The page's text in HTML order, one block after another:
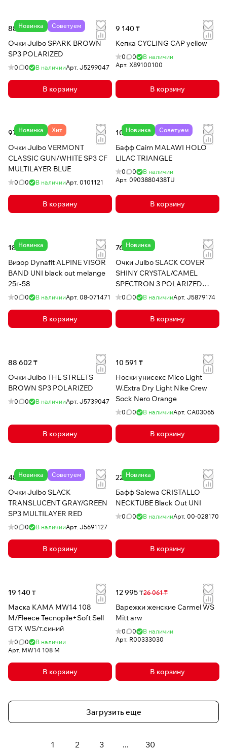
Новинка Советуем
88 602 ₸
Очки Julbo SPARK BROWN
SP3 POLARIZED
0 0 В наличииАрт. J5299047
В корзину
9 140 ₸
Кепка CYCLING CAP yellow
0 0
В наличии
Арт. X89100100
В корзину
Новинка Хит
97 796 ₸
Очки Julbo VERMONT
CLASSIC GUN/WHITE SP3 CF
MULTILAYER BLUE
0 0 В наличииАрт. 0101121
В корзину
Новинка Советуем
10 914 ₸
Бафф Cairn MALAWI HOLO
LILAC TRIANGLE
0 0
В наличии
Арт. 0903880438TU
В корзину
Новинка
18 978 ₸
Визор Dynafit ALPINE VISOR
BAND UNI black out melange
25г-58
0 0 В наличииАрт. 08-071471
В корзину
Новинка
76 398 ₸
Очки Julbo SLACK COVER
SHINY CRYSTAL/CAMEL
SPECTRON 3 POLARIZED
SILVER FLASH
0 0 В наличииАрт. J5879174
В корзину
88 602 ₸
Очки Julbo THE STREETS
BROWN SP3 POLARIZED
0 0 В наличииАрт. J5739047
В корзину
10 591 ₸
Носки унисекс Mico Light
W.Extra Dry Light Nike Crew
Sock Nero Orange
0 0 В наличииАрт. CA03065
В корзину
Новинка Советуем
48 871 ₸
Очки Julbo SLACK
TRANSLUCENT GRAY/GREEN
SP3 MULTILAYER RED
0 0 В наличииАрт. J5691127
В корзину
Новинка
22 742 ₸
Бафф Salewa CRISTALLO
NECKTUBE Black Out UNI
0 0 В наличииАрт. 00-028170
В корзину
19 140 ₸
Маска КАМА MW14 108
M/Fleece Tecnopile+Soft Sell
GTX WS/т.синий
0 0
В наличии
Арт. MW14 108 M
В корзину
12 995 ₸26 061 ₸
Варежки женские Carmel WS
Mitt arw
0 0
В наличии
Арт. R00333030
В корзину
Загрузить еще
1 2 3 ... 30